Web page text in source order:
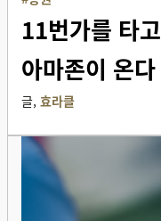
11번가를 타고
아마존이 온다
글, 효라클